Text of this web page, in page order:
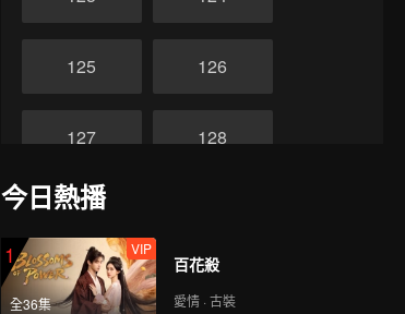
125 126
127 128
129
131 132
今日熱播
1
全36集
VIP
百花殺
愛情 · 古裝